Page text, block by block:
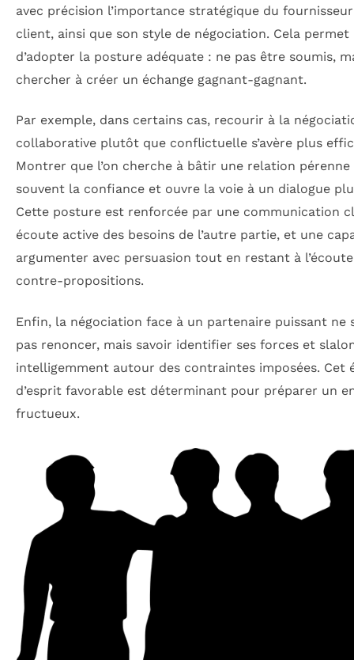
avec précision l’importance stratégique du
client, ainsi que son style de négociation. Cela permet
d’adopter la posture adéquate : ne pas être soumis,
chercher à créer un échange gagnant-gagnant.
Par exemple, dans certains cas, recourir à la
collaborative plutôt que conflictuelle s’avère plus
Montrer que l’on cherche à bâtir une relation pérenne
souvent la confiance et ouvre la voie à un dialogue
Cette posture est renforcée par une communication
écoute active des besoins de l’autre partie, et une
argumenter avec persuasion tout en restant à
contre-propositions.
Enfin, la négociation face à un partenaire puissant ne
pas renoncer, mais savoir identifier ses forces et
intelligemment autour des contraintes imposées. Cet
d’esprit favorable est déterminant pour préparer un
fructueux.